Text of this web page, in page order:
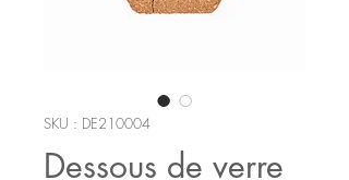
SKU : DE210004
Dessous de verre